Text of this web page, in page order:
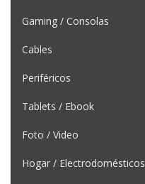
Gaming / Consolas
Cables
Periféricos
Tablets / Ebook
Foto / Video
Hogar / Electrodomésticos